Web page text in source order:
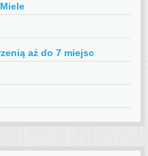
aż do 7 miejsc